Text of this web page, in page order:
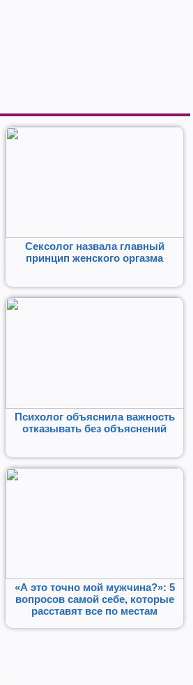
Сексолог назвала главный
принцип женского оргазма
Психолог объяснила важность
отказывать без объяснений
«А это точно мой мужчина?»: 5
вопросов самой себе, которые
расставят все по местам